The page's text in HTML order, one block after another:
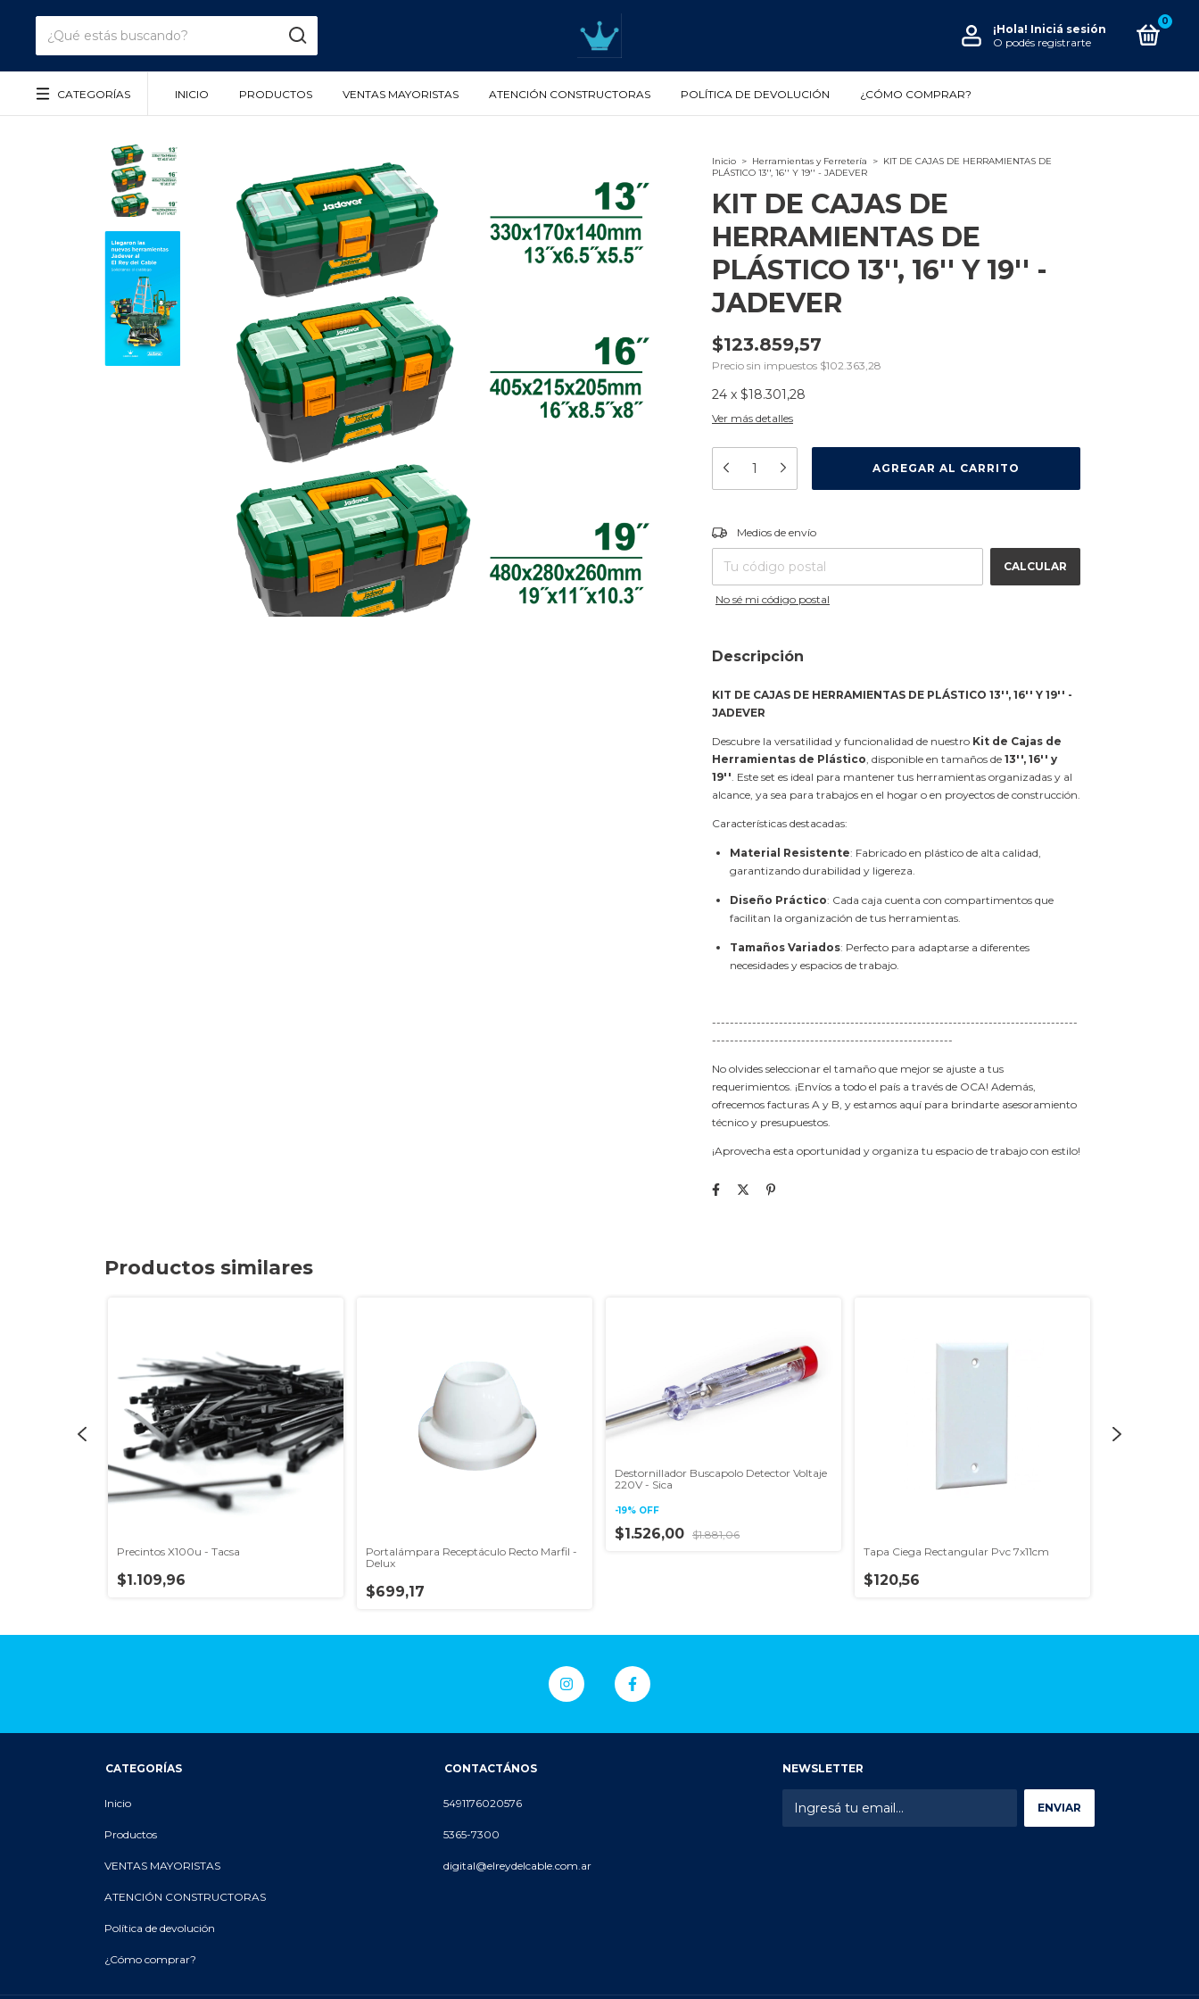
¡Hola! Iniciá sesión
O podés registrarte
0
CATEGORÍAS INICIO PRODUCTOS VENTAS MAYORISTAS ATENCIÓN CONSTRUCTORAS POLÍTICA DE DEVOLUCIÓN ¿CÓMO COMPRAR?
Inicio > Herramientas y Ferretería > KIT DE CAJAS DE HERRAMIENTAS DE
PLÁSTICO 13'', 16'' Y 19'' - JADEVER
KIT DE CAJAS DE
HERRAMIENTAS DE
PLÁSTICO 13'', 16'' Y 19'' -
JADEVER
$123.859,57
Precio sin impuestos $102.363,28
24 x $18.301,28
Ver más detalles
Entregas para el CP:
Medios de envío
CALCULAR
No sé mi código postal
Descripción
KIT DE CAJAS DE HERRAMIENTAS DE PLÁSTICO 13'', 16'' Y 19'' -
JADEVER
Descubre la versatilidad y funcionalidad de nuestro Kit de Cajas de
Herramientas de Plástico, disponible en tamaños de 13'', 16'' y
19''. Este set es ideal para mantener tus herramientas organizadas y al
alcance, ya sea para trabajos en el hogar o en proyectos de construcción.
Características destacadas:
Material Resistente: Fabricado en plástico de alta calidad,
garantizando durabilidad y ligereza.
Diseño Práctico: Cada caja cuenta con compartimentos que
facilitan la organización de tus herramientas.
Tamaños Variados: Perfecto para adaptarse a diferentes
necesidades y espacios de trabajo.
----------------------------------------------------------------------------------
------------------------------------------------------
No olvides seleccionar el tamaño que mejor se ajuste a tus
requerimientos. ¡Envíos a todo el país a través de OCA! Además,
ofrecemos facturas A y B, y estamos aquí para brindarte asesoramiento
técnico y presupuestos.
¡Aprovecha esta oportunidad y organiza tu espacio de trabajo con estilo!
Productos similares
Precintos X100u - Tacsa
$1.109,96
Portalámpara Receptáculo Recto Marfil -
Delux
$699,17
Destornillador Buscapolo Detector Voltaje
220V - Sica
-19% OFF
$1.526,00 $1.881,06
Tapa Ciega Rectangular Pvc 7x11cm
$120,56
CATEGORÍAS
Inicio
Productos
VENTAS MAYORISTAS
ATENCIÓN CONSTRUCTORAS
Política de devolución
¿Cómo comprar?
CONTACTÁNOS
5491176020576
5365-7300
digital@elreydelcable.com.ar
NEWSLETTER